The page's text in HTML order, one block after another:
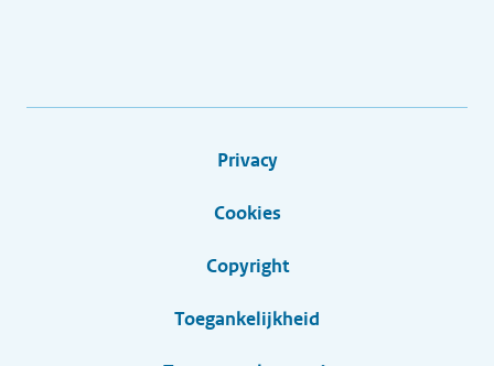
Privacy
Cookies
Copyright
Toegankelijkheid